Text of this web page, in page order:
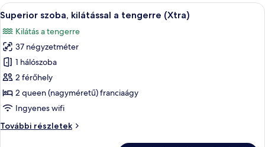
A
következő
szoba
összes
képének
megtekintése:
Superior
szoba,
kilátással
a
Egy modern szállodai szoba,
10
Superior szoba, kilátással a tengerre (Xtra)
Kilátás a tengerre
37 négyzetméter
1 hálószoba
2 férőhely
2 queen (nagyméretű) franciaágy
Ingyenes wifi
További részletek
Superior